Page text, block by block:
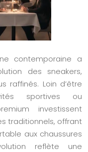
contemporaine a
des sneakers,
raffinés. Loin d’être
sportives ou
investissent
traditionnels, offrant
aux chaussures
reflète une